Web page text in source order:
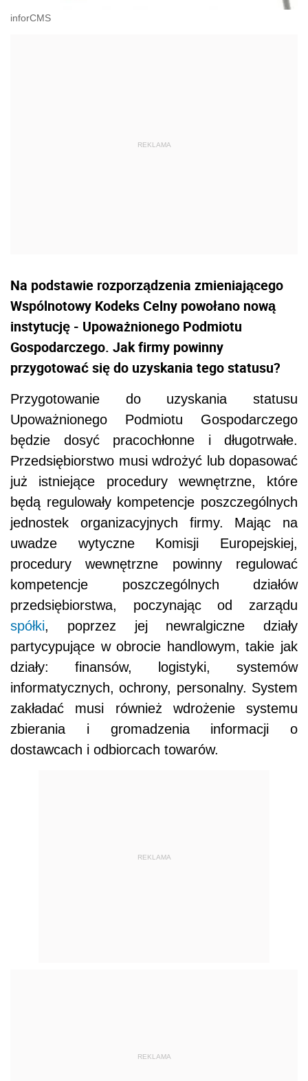
inforCMS
Na podstawie rozporządzenia zmieniającego
Wspólnotowy Kodeks Celny powołano nową
instytucję - Upoważnionego Podmiotu
Gospodarczego. Jak firmy powinny
przygotować się do uzyskania tego statusu?
Przygotowanie do uzyskania statusu
Upoważnionego Podmiotu Gospodarczego
będzie dosyć pracochłonne i długotrwałe.
Przedsiębiorstwo musi wdrożyć lub dopasować
już istniejące procedury wewnętrzne, które
będą regulowały kompetencje poszczególnych
jednostek organizacyjnych firmy. Mając na
uwadze wytyczne Komisji Europejskiej,
procedury wewnętrzne powinny regulować
kompetencje poszczególnych działów
przedsiębiorstwa, poczynając od zarządu
spółki, poprzez jej newralgiczne działy
partycypujące w obrocie handlowym, takie jak
działy: finansów, logistyki, systemów
informatycznych, ochrony, personalny. System
zakładać musi również wdrożenie systemu
zbierania i gromadzenia informacji o
dostawcach i odbiorcach towarów.
REKLAMA
REKLAMA